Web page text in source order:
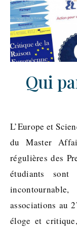
Qui
L’Europe et Sciences Po, c’est une valse passionnée. Et
du Master
régulières des
étudiants
associations au
éloge et